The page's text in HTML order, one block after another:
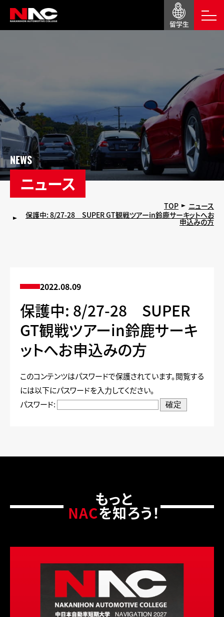
留学生
NEWS
ニュース
TOP
ニュース
保護中: 8/27-28 SUPER GT観戦ツアーin鈴鹿サーキットへお
申込みの方
2022.08.09
保護中: 8/27-28 SUPER
GT観戦ツアーin鈴鹿サーキ
ットへお申込みの方
このコンテンツはパスワードで保護されています。閲覧する
には以下にパスワードを入力してください。
パスワード:
もっと
NACを知ろう！